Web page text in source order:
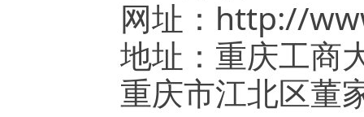
网址：http://
地址：重庆工商
重庆市江北区董